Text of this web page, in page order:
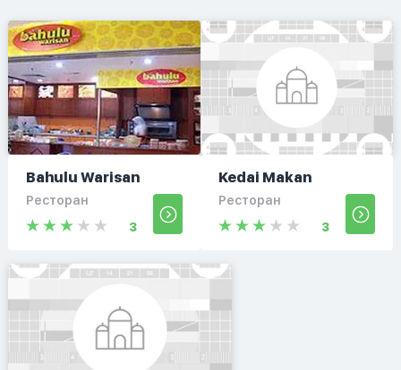
Bahulu Warisan
Ресторан
3
Kedai Makan
Ресторан
3